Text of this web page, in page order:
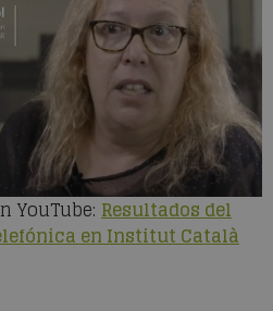
YouTube: Resultados del
en Institut Català